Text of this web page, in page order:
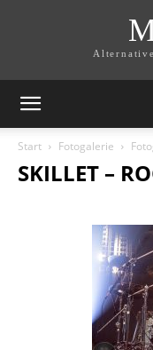
Start Fotogalerie
SKILLET –